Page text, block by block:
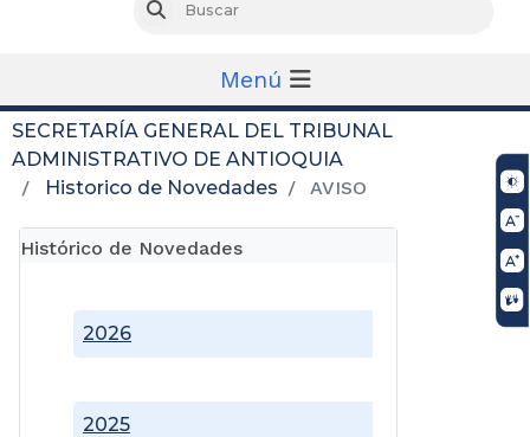
Buscar
Menú
SECRETARÍA GENERAL DEL TRIBUNAL
ADMINISTRATIVO DE ANTIOQUIA
Historico de Novedades
AVISO
Histórico de Novedades
2025
2026